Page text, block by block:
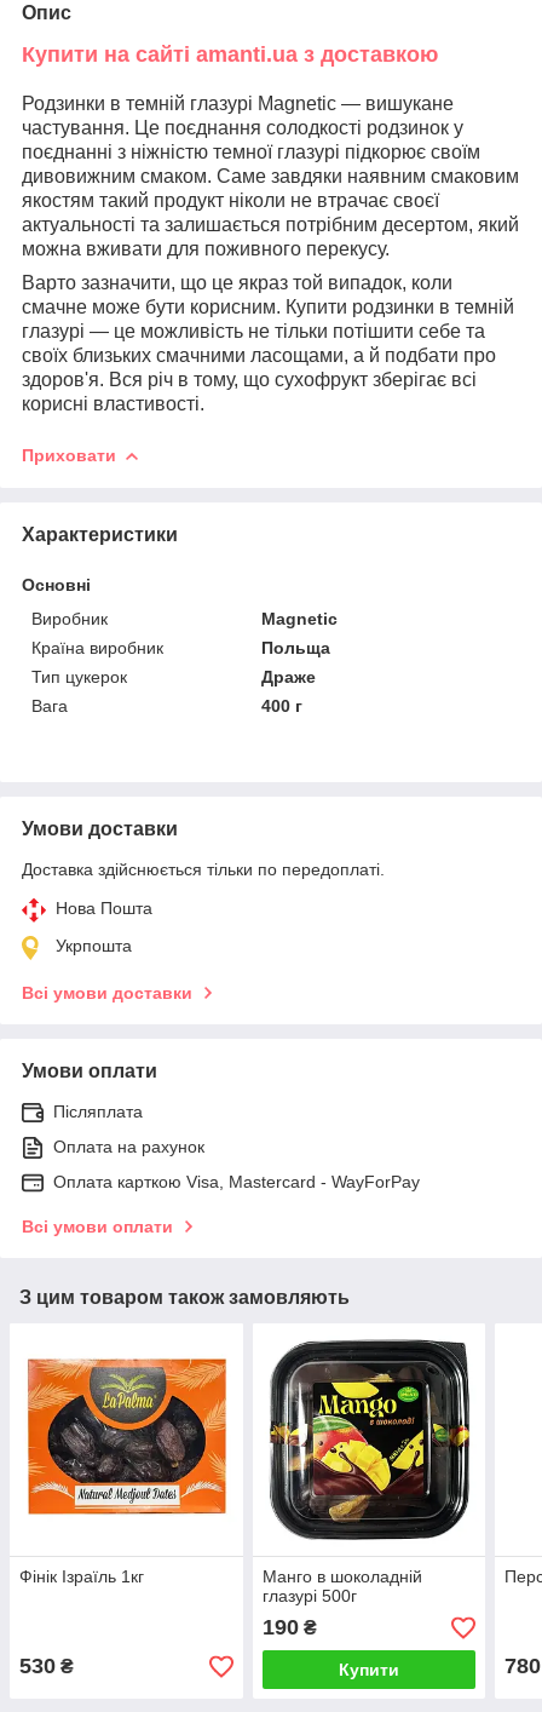
Опис
Купити на сайті amanti.ua з доставкою
Родзинки в темній глазурі Magnetic — вишукане
частування. Це поєднання солодкості родзинок у
поєднанні з ніжністю темної глазурі підкорює своїм
дивовижним смаком. Саме завдяки наявним смаковим
якостям такий продукт ніколи не втрачає своєї
актуальності та залишається потрібним десертом, який
можна вживати для поживного перекусу.
Варто зазначити, що це якраз той випадок, коли
смачне може бути корисним. Купити родзинки в темній
глазурі — це можливість не тільки потішити себе та
своїх близьких смачними ласощами, а й подбати про
здоров'я. Вся річ в тому, що сухофрукт зберігає всі
корисні властивості.
Приховати
Характеристики
Основні
Виробник
Magnetic
Країна виробник
Польща
Тип цукерок
Драже
Вага
400 г
Умови доставки
Доставка здійснюється тільки по передоплаті.
Нова Пошта
Укрпошта
Всі умови доставки
Умови оплати
Післяплата
Оплата на рахунок
Оплата карткою Visa, Mastercard - WayForPay
Всі умови оплати
З цим товаром також замовляють
Фінік Ізраїль 1кг
530 ₴
Манго в шоколадній
глазурі 500г
190₴
Купити 780